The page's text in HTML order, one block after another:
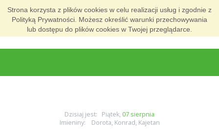
Strona korzysta z plików cookies w celu realizacji usług i zgodnie z
Polityką Prywatności. Możesz określić warunki przechowywania
lub dostępu do plików cookies w Twojej przeglądarce.
Dzisiaj jest: Piątek, 07 sierpnia
Imieniny: Dorota, Konrad, Kajetan